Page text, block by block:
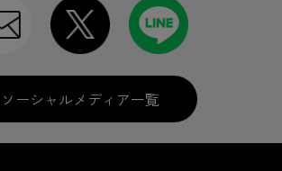
ソーシャルメディア一覧